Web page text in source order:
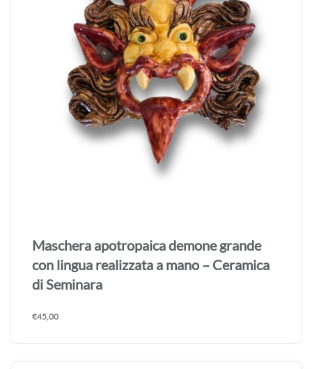
Maschera apotropaica demone grande
con lingua realizzata a mano – Ceramica
di Seminara
€45,00